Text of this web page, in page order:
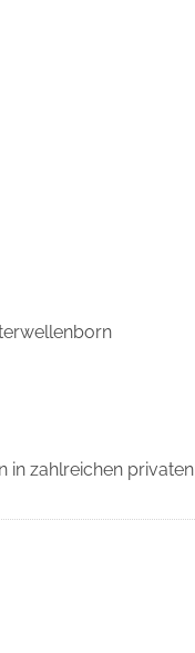
in zahlreichen